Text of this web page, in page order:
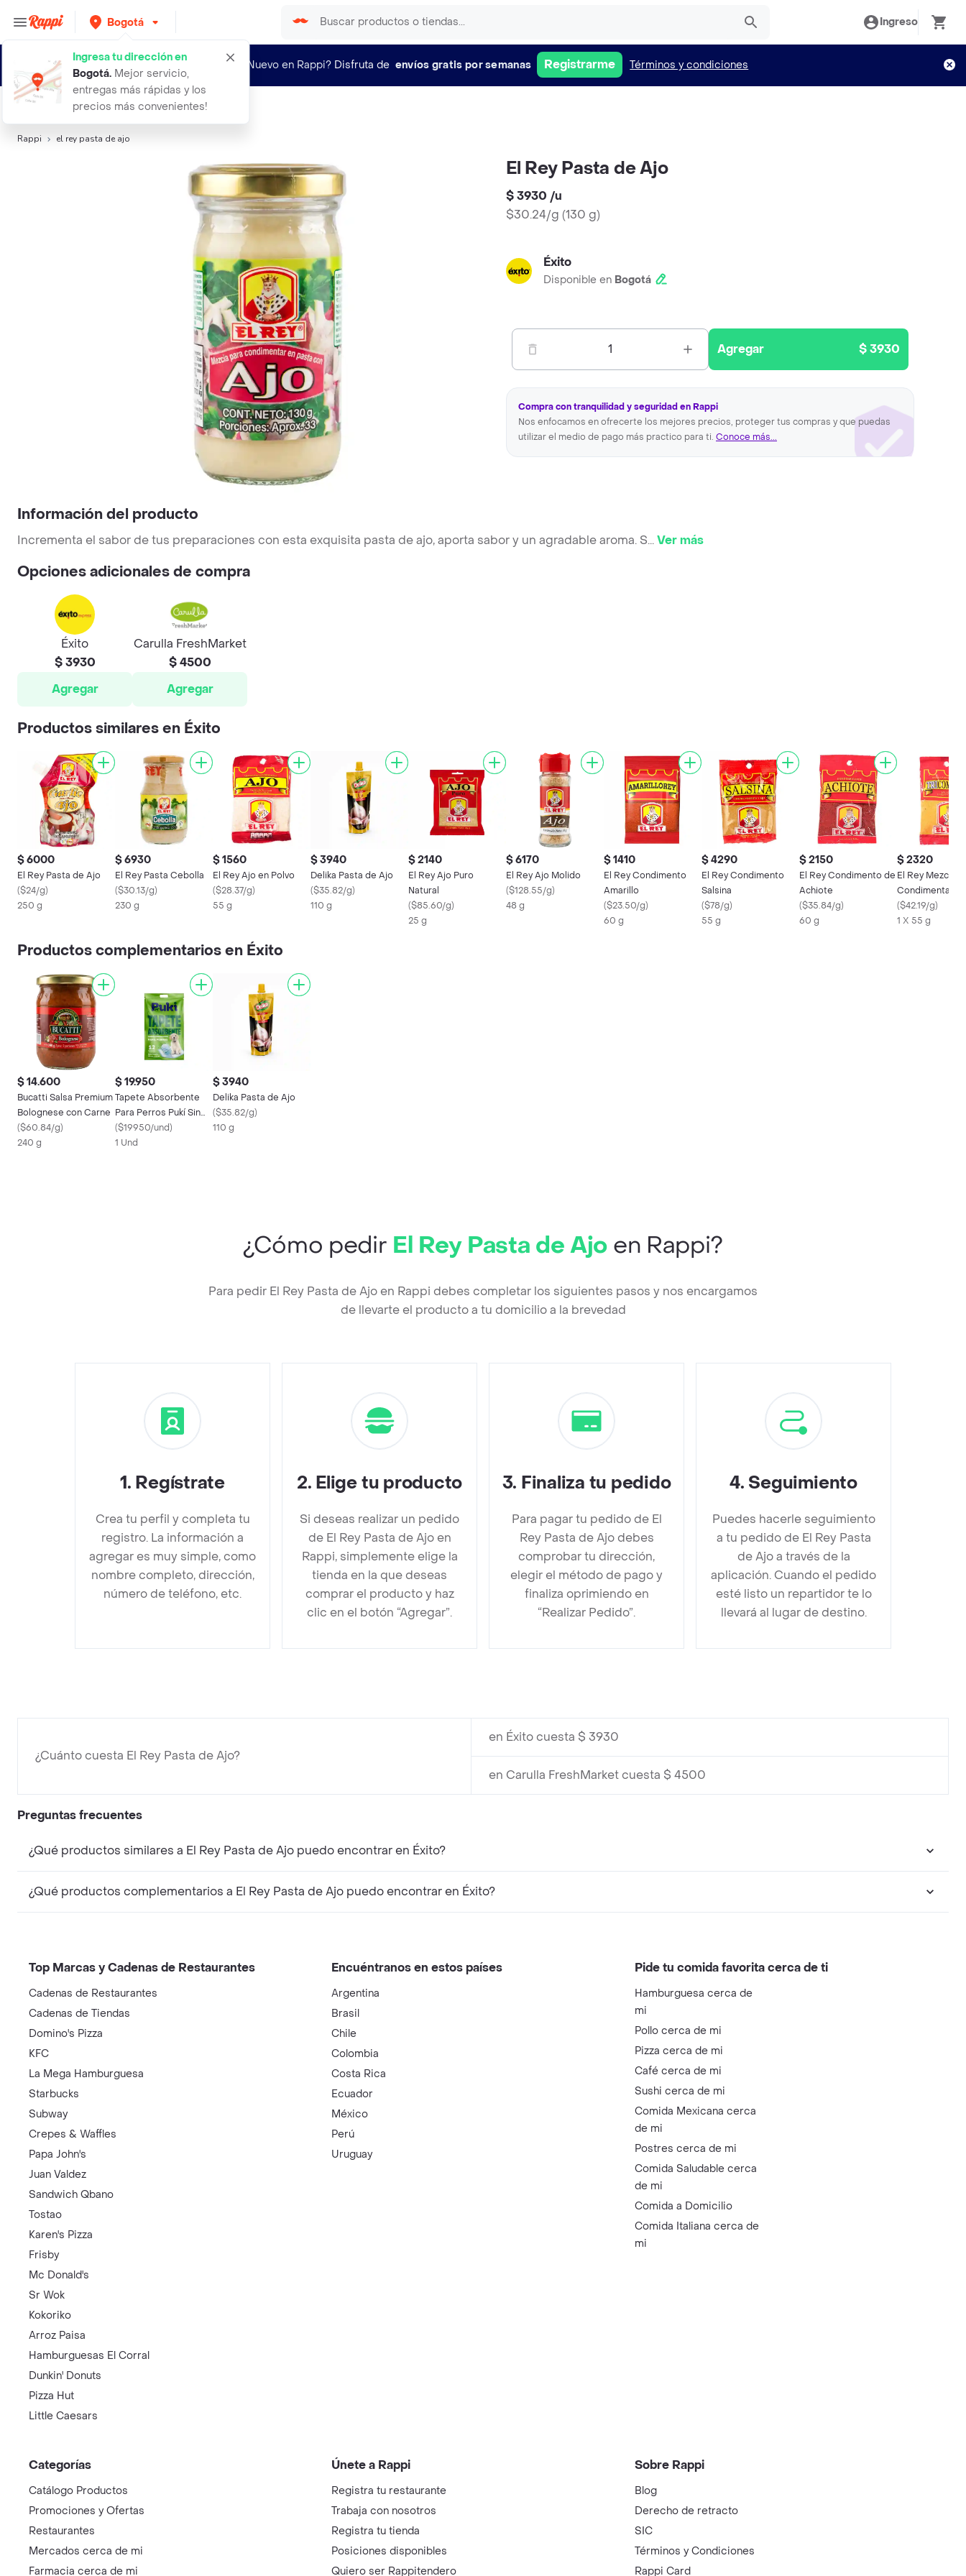
Bogotá
Ingresa tu dirección en
Bogotá. Mejor servicio,
entregas más rápidas y los
precios más convenientes!
Ingreso
¿Nuevo en Rappi? Disfruta de envíos gratis por semanas Registrarme Términos y condiciones
Búsquedas relacionadas:Especies,El Rey,Bucatti
Rappi el rey pasta de ajo
El Rey Pasta de Ajo
$ 3930 /u
$30.24/g (130 g)
Éxito
Disponible en Bogotá
1 Agregar $ 3930
Compra con tranquilidad y seguridad en Rappi
Nos enfocamos en ofrecerte los mejores precios, proteger tus compras y que puedas
utilizar el medio de pago más practico para ti. Conoce más...
Información del producto
Incrementa el sabor de tus preparaciones con esta exquisita pasta de ajo, aporta sabor y un agradable aroma. S...Ver más
Opciones adicionales de compra
Éxito
$ 3930
Agregar
Carulla FreshMarket
$ 4500
Agregar
Productos similares en Éxito
$ 6000
El Rey Pasta de Ajo
($24/g)
250 g
$ 6930
El Rey Pasta Cebolla
($30.13/g)
230 g
$ 1560
El Rey Ajo en Polvo
($28.37/g)
55 g
$ 3940
Delika Pasta de Ajo
($35.82/g)
110 g
$ 2140
El Rey Ajo Puro
Natural
($85.60/g)
25 g
$ 6170
El Rey Ajo Molido
($128.55/g)
48 g
$ 1410
El Rey Condimento
Amarillo
($23.50/g)
60 g
$ 4290
El Rey Condimento
Salsina
($78/g)
55 g
$ 2150
El Rey Condimento de
Achiote
($35.84/g)
60 g
$ 2320
El Rey Mezcla
Condimentar
Tricompleto
($42.19/g)
1 X 55 g
Productos complementarios en Éxito
$ 14.600
Bucatti Salsa Premium
Bolognese con Carne
($60.84/g)
240 g
$ 19.950
Tapete Absorbente
Para Perros Pukí Sin
Ref
($19950/und)
1 Und
$ 3940
Delika Pasta de Ajo
($35.82/g)
110 g
¿Cómo pedir El Rey Pasta de Ajo en Rappi?
Para pedir El Rey Pasta de Ajo en Rappi debes completar los siguientes pasos y nos encargamos
de llevarte el producto a tu domicilio a la brevedad
1. Regístrate
Crea tu perfil y completa tu
registro. La información a
agregar es muy simple, como
nombre completo, dirección,
número de teléfono, etc.
2. Elige tu producto
Si deseas realizar un pedido
de El Rey Pasta de Ajo en
Rappi, simplemente elige la
tienda en la que deseas
comprar el producto y haz
clic en el botón “Agregar”.
3. Finaliza tu pedido
Para pagar tu pedido de El
Rey Pasta de Ajo debes
comprobar tu dirección,
elegir el método de pago y
finaliza oprimiendo en
“Realizar Pedido”.
4. Seguimiento
Puedes hacerle seguimiento
a tu pedido de El Rey Pasta
de Ajo a través de la
aplicación. Cuando el pedido
esté listo un repartidor te lo
llevará al lugar de destino.
¿Cuánto cuesta El Rey Pasta de Ajo?
en Éxito cuesta $ 3930
en Carulla FreshMarket cuesta $ 4500
Preguntas frecuentes
¿Qué productos similares a El Rey Pasta de Ajo puedo encontrar en Éxito?
¿Qué productos complementarios a El Rey Pasta de Ajo puedo encontrar en Éxito?
Top Marcas y Cadenas de Restaurantes
Cadenas de Restaurantes
Cadenas de Tiendas
Domino's Pizza
KFC
La Mega Hamburguesa
Starbucks
Subway
Crepes & Waffles
Papa John's
Juan Valdez
Sandwich Qbano
Tostao
Karen's Pizza
Frisby
Mc Donald's
Sr Wok
Kokoriko
Arroz Paisa
Hamburguesas El Corral
Dunkin' Donuts
Pizza Hut
Little Caesars
Encuéntranos en estos países
Argentina
Brasil
Chile
Colombia
Costa Rica
Ecuador
México
Perú
Uruguay
Pide tu comida favorita cerca de ti
Hamburguesa cerca de
mi
Pollo cerca de mi
Pizza cerca de mi
Café cerca de mi
Sushi cerca de mi
Comida Mexicana cerca
de mi
Postres cerca de mi
Comida Saludable cerca
de mi
Comida a Domicilio
Comida Italiana cerca de
mi
Categorías
Catálogo Productos
Promociones y Ofertas
Restaurantes
Mercados cerca de mi
Farmacia cerca de mi
Únete a Rappi
Registra tu restaurante
Trabaja con nosotros
Registra tu tienda
Posiciones disponibles
Quiero ser Rappitendero
Sobre Rappi
Blog
Derecho de retracto
SIC
Términos y Condiciones
Rappi Card